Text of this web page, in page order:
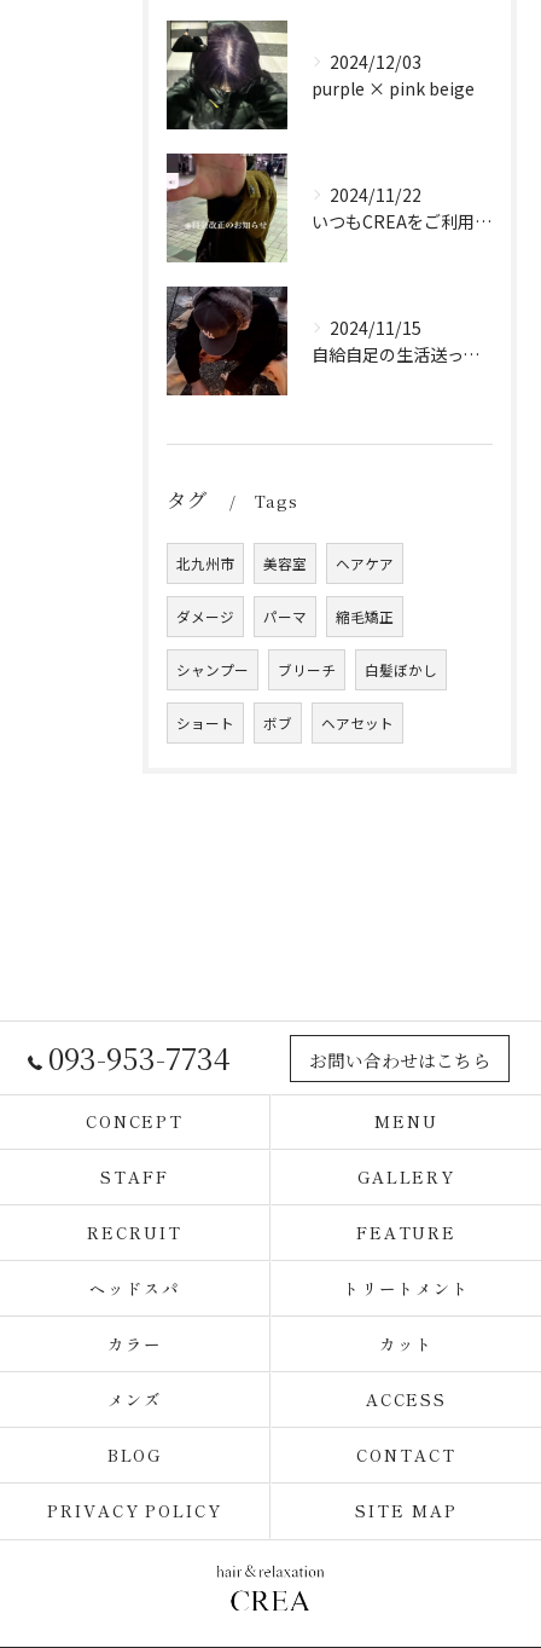
2024/12/03
purple × pink beige
2024/11/22
いつもCREAをご利用頂き誠に有難う御座います！
2024/11/15
自給自足の生活送ってます
タグ Tags
北九州市 美容室 ヘアケア
ダメージ パーマ 縮毛矯正
シャンプー ブリーチ 白髪ぼかし
ショート ボブ ヘアセット
093-953-7734 お問い合わせはこちら
CONCEPT MENU
STAFF GALLERY
RECRUIT FEATURE
ヘッドスパ トリートメント
カラー カット
メンズ ACCESS
BLOG CONTACT
PRIVACY POLICY SITE MAP